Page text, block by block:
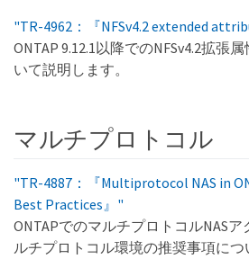
"TR-4962：『NFSv4.2 extended
ONTAP 9.12.1以降でのNFSv4.2拡張
いて説明します。
マルチプロトコル
"TR-4887：『Multiprotocol NAS in
Best Practices』"
ONTAPでのマルチプロトコルNAS
ルチプロトコル環境の推奨事項につ